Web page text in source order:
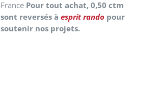
France Pour tout achat, 0,50 ctm
sont reversés àesprit rando pour
soutenir nos projets.